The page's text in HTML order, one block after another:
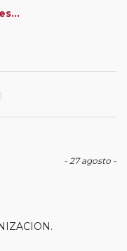
un número de
su itinerario).
algunas cenas. En
y otros viajes
En todos los
locales en las
(funiculares,
cada itinerario.
- 27 agosto -